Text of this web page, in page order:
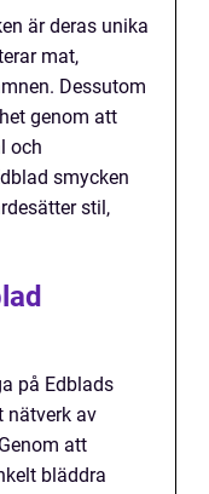
är deras unika
mat,
Dessutom
genom att
och
smycken
stil,
på Edblads
nätverk av
att
bläddra